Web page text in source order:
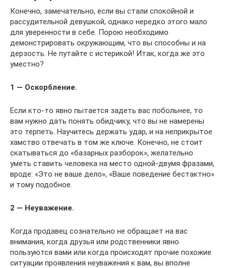
Конечно, замечательно, если вы стали спокойной и
рассудительной девушкой, однако нередко этого мало
для уверенности в себе. Порою необходимо
демонстрировать окружающим, что вы способны и на
дерзость. Не путайте с истерикой! Итак, когда же это
уместно?
1 — Оскорбление.
Если кто-то явно пытается задеть вас побольнее, то
вам нужно дать понять обидчику, что вы не намерены
это терпеть. Научитесь держать удар, и на неприкрытое
хамство отвечать в том же ключе. Конечно, не стоит
скатываться до «базарных разборок», желательно
уметь ставить человека на место одной-двумя фразами,
вроде: «Это не ваше дело», «Ваше поведение бестактно»
и тому подобное.
2 — Неуважение.
Когда продавец сознательно не обращает на вас
внимания, когда друзья или родственники явно
пользуются вами или когда происходят прочие похожие
ситуации проявления неуважения к вам, вы вполне